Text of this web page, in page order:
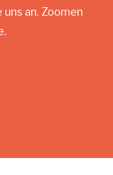
uns an. Zoomen